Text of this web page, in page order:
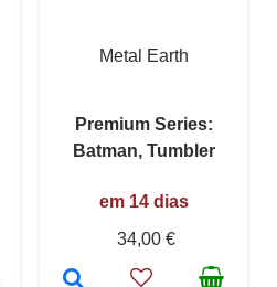
Metal Earth
Premium Series:
Batman, Tumbler
em 14 dias
34,00 €